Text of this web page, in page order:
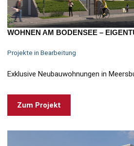
WOHNEN AM BODENSEE –
Projekte in Bearbeitung
Exklusive Neubauwohnungen in
Zum Projekt